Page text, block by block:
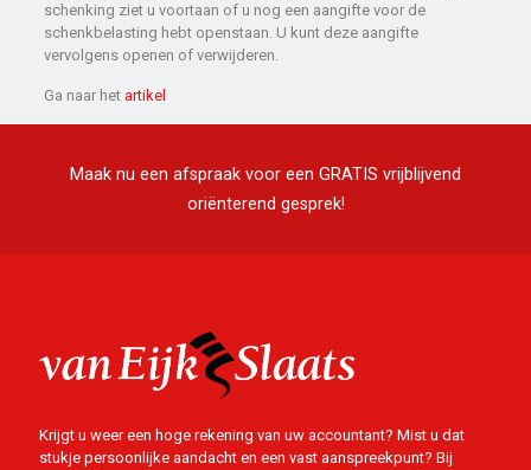
schenking ziet u voortaan of u nog een aangifte voor de
schenkbelasting hebt openstaan. U kunt deze aangifte
vervolgens openen of verwijderen.
Ga naar het artikel
Maak nu een afspraak voor een GRATIS vrijblijvend
oriënterend gesprek!
Krijgt u weer een hoge rekening van uw accountant? Mist u dat
stukje persoonlijke aandacht en een vast aanspreekpunt? Bij